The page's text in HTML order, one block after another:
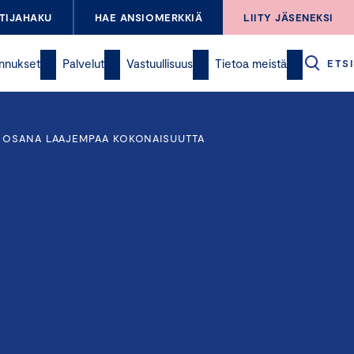
HAE ANSIOMERKKIÄ LIITY JÄSENEKSI
Palvelut Vastuullisuus Tietoa meistä ETSI
LAAJEMPAA KOKONAISUUTTA